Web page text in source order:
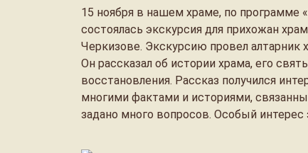
15 ноября в нашем храме, по программе
состоялась экскурсия для прихожан
Черкизове. Экскурсию провел алтарник
Он рассказал об истории храма, его
восстановления. Рассказ получился
многими фактами и историями,
задано много вопросов. Особый интерес